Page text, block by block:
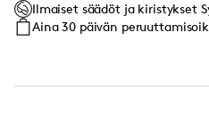
Ilmaiset säädöt ja kiristykset
Aina 30 päivän